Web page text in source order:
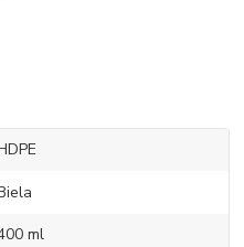
ml